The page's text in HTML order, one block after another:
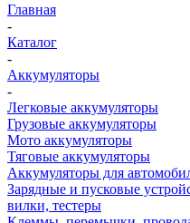
Главная
-
Каталог
-
Аккумуляторы
-
Легковые аккумуляторы
Грузовые аккумуляторы
Мото аккумуляторы
Тяговые аккумуляторы
Аккумуляторы для
Зарядные и пусковые
вилки, тестеры